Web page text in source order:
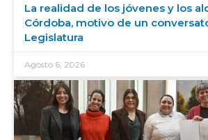
La realidad de los jóvenes y los
Córdoba, motivo de un
Legislatura
Agosto 6, 2026